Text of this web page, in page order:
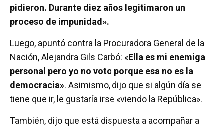
pidieron. Durante diez años legitimaron un
proceso de impunidad».
Luego, apuntó contra la Procuradora General de la
Nación, Alejandra Gils Carbó: «Ella es mi enemiga
personal pero yo no voto porque esa no es la
democracia». Asimismo, dijo que si algún día se
tiene que ir, le gustaría irse «viendo la República».
También, dijo que está dispuesta a acompañar a